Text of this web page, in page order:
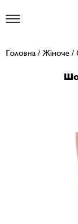
Головна / Жіноче /